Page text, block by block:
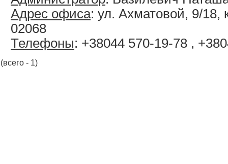
Адрес офиса: ул. Ахматовой, 9/18,
02068
Телефоны: +38044 570-19-78 ,
(всего - 1)